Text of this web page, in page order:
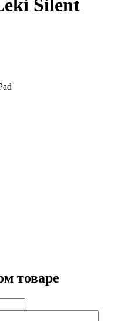
Silent
товаре